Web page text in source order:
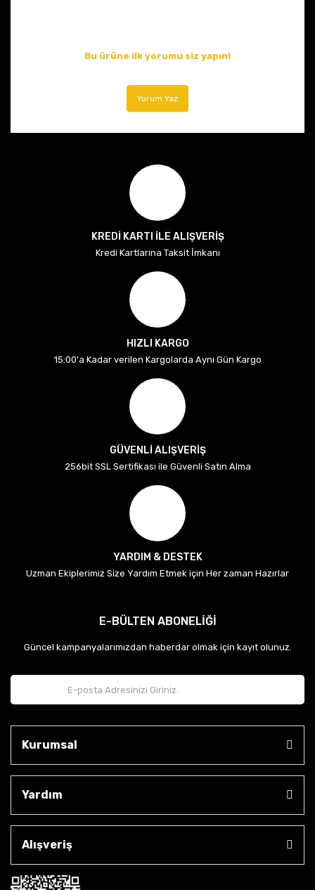
Bu ürüne ilk yorumu siz yapın!
Yorum Yaz
KREDİ KARTI İLE ALIŞVERİŞ
Kredi Kartlarına Taksit İmkanı
HIZLI KARGO
15:00'a Kadar verilen Kargolarda Aynı Gün Kargo
GÜVENLİ ALIŞVERİŞ
256bit SSL Sertifikası ile Güvenli Satın Alma
YARDIM & DESTEK
Uzman Ekiplerimiz Size Yardım Etmek için Her zaman Hazırlar
E-BÜLTEN ABONELİĞİ
Güncel kampanyalarımızdan haberdar olmak için kayıt olunuz.
Kurumsal
Yardım
Alışveriş